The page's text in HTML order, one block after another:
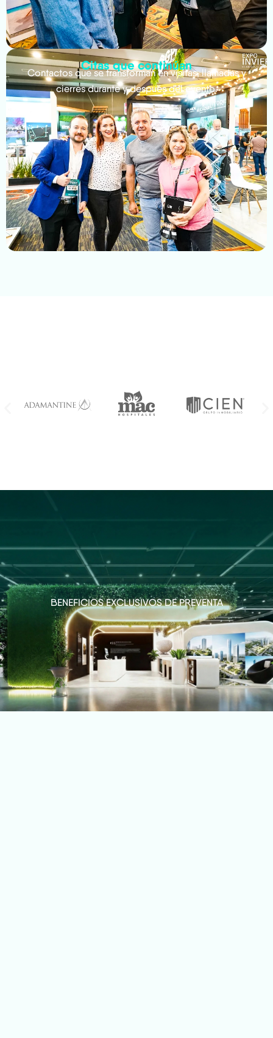
Citas que continúan
Contactos que se transforman en visitas, llamadas y
cierres durante y después del evento.
BENEFICIOS EXCLUSIVOS DE PREVENTA